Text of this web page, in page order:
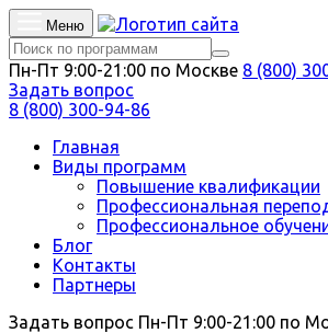
Меню
Пн-Пт 9:00-21:00 по Москве 8 (800)
Задать вопрос
8 (800) 300-94-86
Главная
Виды программ
Повышение квалификации
Профессиональная
Профессиональное
Блог
Контакты
Партнеры
Задать вопрос Пн-Пт 9:00-21:00 по